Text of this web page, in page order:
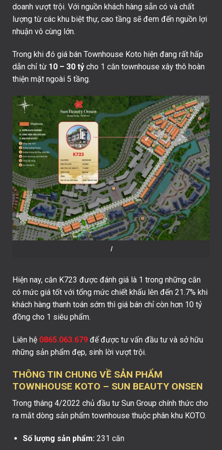
doanh vượt trội. Với nguồn khách hàng sẵn có và chất
lượng từ các khu biệt thự, cao tầng sẽ đem đến nguồn lợi
nhuận vô cùng lớn.
Trong khi đó giá bán Townhouse Koto hiện đang rất hấp
dẫn chỉ từ 10 – 30 tỷ cho 1 căn townhouse xây thô hoàn
thiện mặt ngoài 5 tầng.
I
Hiện nay, căn K723 được đánh giá là 1 trong những căn
có mức giá tốt với tổng mức chiết khấu lên đến 21.7% khi
khách hàng thanh toán sớm thì giá bán chỉ còn hơn 10 tỷ
đồng cho 1 siêu phẩm.
Liên hệ 0865.063.679 để được tư vấn đầu tư và sở hữu
những sản phẩm đẹp, sinh lời vượt trội.
THÔNG TIN CHUNG VỀ SẢN PHẨM
TOWNHOUSE KOTO – SUN BEAUTY ONSEN
Trong tháng 4/2022 chủ đầu tư Sun Group chính thức cho
ra mắt dòng sản phẩm townhouse thuộc phân khu KOTO.
Số lượng sản phẩm: 231 căn